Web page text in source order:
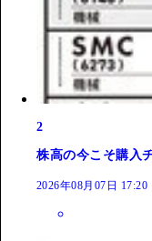
2
株高の今こそ購入
2026年08月07日 17:20